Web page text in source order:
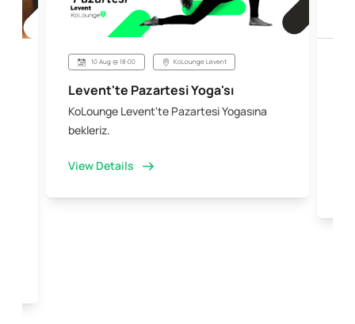
10 Aug @ 18:00 KoLounge Levent
Levent'te Pazartesi Yoga'sı
KoLounge Levent'te Pazartesi Yogasına
bekleriz.
View Details